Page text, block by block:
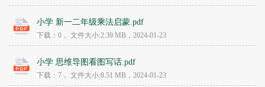
小学 新一二年级乘法启蒙.pdf
下载：0， 文件大小:2.39 MB ，2024-01-23
小学 思维导图看图写话.pdf
下载：7， 文件大小:8.51 MB ，2024-01-23